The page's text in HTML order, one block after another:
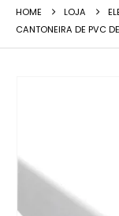
HOME LOJA
CANTONEIRA DE PVC